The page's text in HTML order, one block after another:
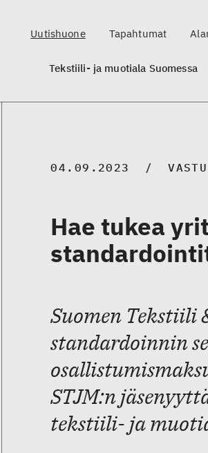
Uutishuone Tapahtumat
Tekstiili- ja muotiala Suomessa
04.09.2023
Hae tukea
Suomen Tekstiili
standardoinnin
STJM:n
tekstiili- ja